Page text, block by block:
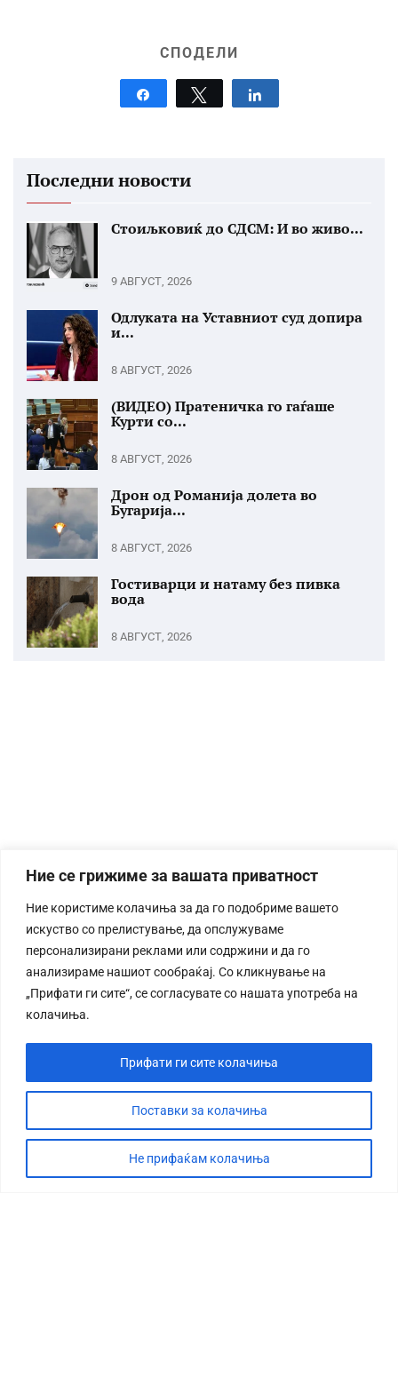
Ние се грижиме за вашата приватност
Ние користиме колачиња за да го подобриме вашето
искуство со прелистување, да опслужуваме
персонализирани реклами или содржини и да го
анализираме нашиот сообраќај. Со кликнување на
„Прифати ги сите“, се согласувате со нашата употреба на
колачиња.
Поставки за колачиња
Не прифаќам колачиња
Прифати ги сите колачиња
СПОДЕЛИ
Tweet
Последни новости
Стоиљковиќ до СДСМ: И во живо...
9 АВГУСТ, 2026
Одлуката на Уставниот суд допира
и...
8 АВГУСТ, 2026
(ВИДЕО) Пратеничка го гаѓаше
Курти со...
8 АВГУСТ, 2026
Дрон од Романија долета во
Бугарија...
8 АВГУСТ, 2026
Гостиварци и натаму без пивка
вода
8 АВГУСТ, 2026